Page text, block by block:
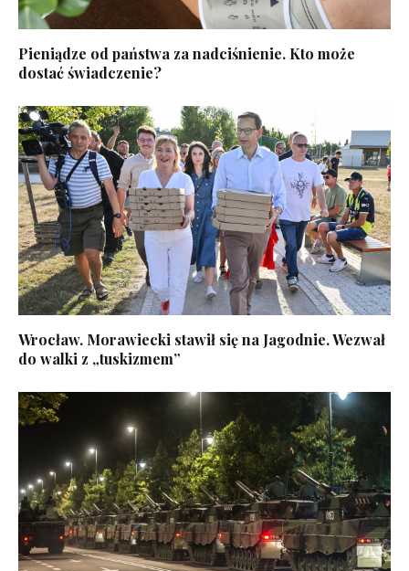
Pieniądze od państwa za nadciśnienie. Kto może
dostać świadczenie?
Wrocław. Morawiecki stawił się na Jagodnie. Wezwał
do walki z „tuskizmem”